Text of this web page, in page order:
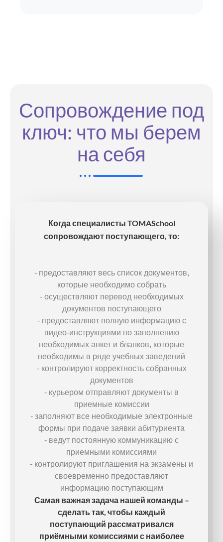
Сопровождение под
ключ: что мы берем
на себя
Когда специалисты TOMASchool
сопровождают поступающего, то:
- предоставляют весь список документов,
которые необходимо собрать
- осуществляют перевод необходимых
документов поступающего
- предоставляют полную информацию с
видео-инструкциями по заполнению
необходимых анкет и бланков, которые
необходимы в ряде учебных заведений
- контролируют корректность собранных
документов
- курьером отправляют документы в
приемные комиссии
- заполняют все необходимые электронные
формы при подаче заявки абитуриента
- ведут постоянную коммуникацию с
приемными комиссиями
- контролируют приглашения на экзамены и
своевременно предоставляют
информацию поступающим
Самая важная задача нашей команды –
сделать так, чтобы каждый
поступающий рассматривался
приёмными комиссиями с наиболее